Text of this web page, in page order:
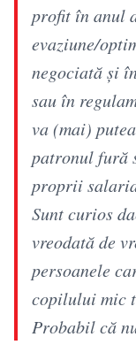
profit în anul
evaziune/
negociată și
sau în
va (mai)
patronul fură
proprii
Sunt curios
vreodată de
persoanele
copilului mic
Probabil că